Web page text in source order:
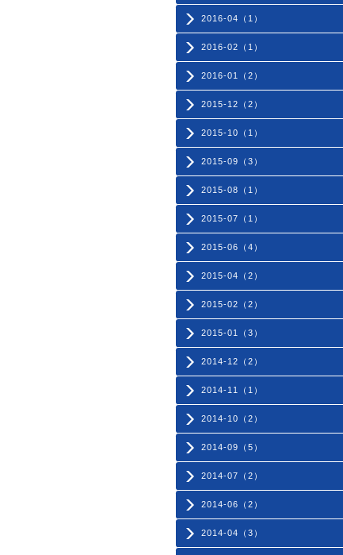
2016-04（1）
2016-02（1）
2016-01（2）
2015-12（2）
2015-10（1）
2015-09（3）
2015-08（1）
2015-07（1）
2015-06（4）
2015-04（2）
2015-02（2）
2015-01（3）
2014-12（2）
2014-11（1）
2014-10（2）
2014-09（5）
2014-07（2）
2014-06（2）
2014-04（3）